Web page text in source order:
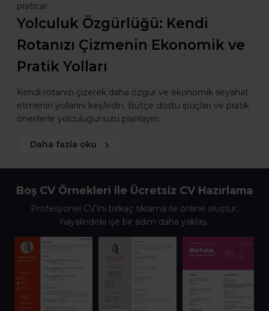
praticar
Yolculuk Özgürlüğü: Kendi
Rotanızı Çizmenin Ekonomik ve
Pratik Yolları
Kendi rotanızı çizerek daha özgür ve ekonomik seyahat
etmenin yollarını keşfedin. Bütçe dostu ipuçları ve pratik
önerilerle yolculuğunuzu planlayın.
Daha fazla oku
Boş CV Örnekleri ile Ücretsiz CV Hazırlama
Profesyonel CV’ini birkaç tıklama ile online oluştur,
hayalindeki işe bir adım daha yaklaş.